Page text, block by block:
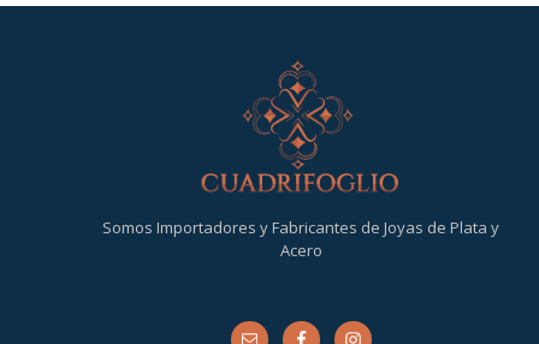
Somos Importadores y Fabricantes de Joyas de Plata y
Acero